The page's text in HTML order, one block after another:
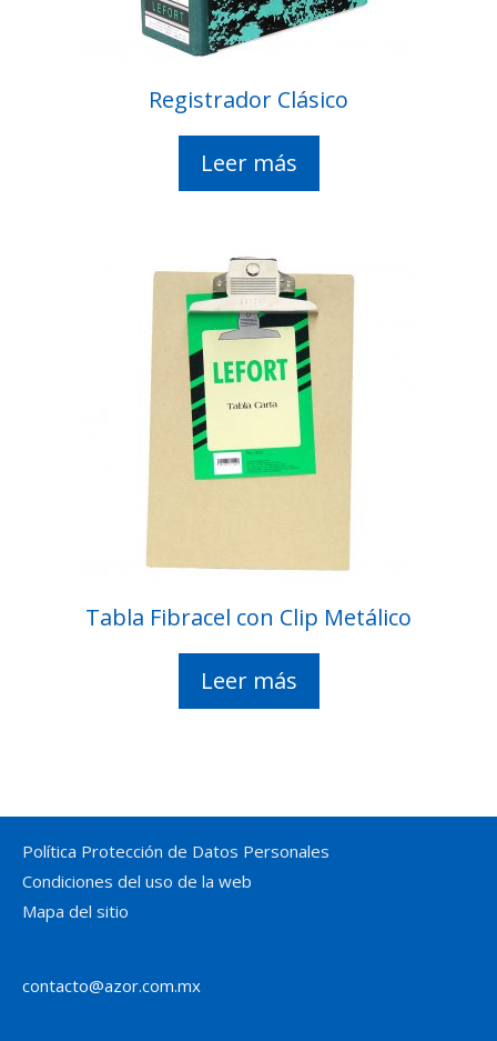
Registrador Clásico
Leer más
Tabla Fibracel con Clip Metálico
Leer más
Política Protección de Datos Personales
Condiciones del uso de la web
Mapa del sitio
contacto@azor.com.mx